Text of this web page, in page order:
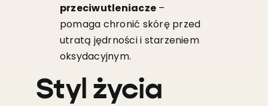
przeciwutleniacze –
pomaga chronić skórę przed
utratą jędrności i starzeniem
oksydacyjnym.
Styl życia